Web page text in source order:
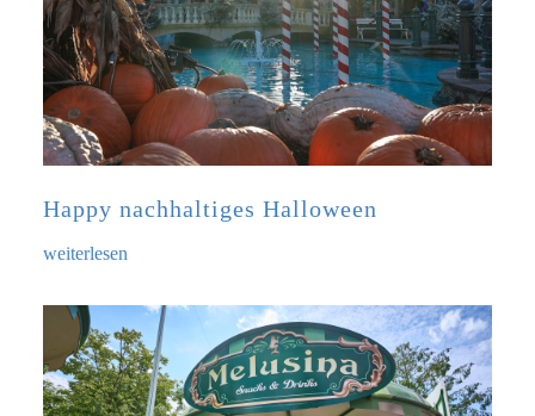
Happy nachhaltiges Halloween
weiterlesen